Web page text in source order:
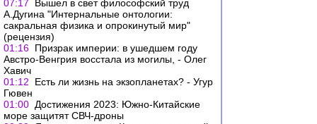
07:17
Вышел в свет философский труд
А.Дугина "Интернальные онтологии:
сакральная физика и опрокинутый мир"
(рецензия)
01:16 Призрак империи: в ушедшем году
Австро-Венгрия восстала из могилы, - Олег
Хавич
01:12
Есть ли жизнь на экзопланетах? - Угур
Гювен
01:00 Достижения 2023: Южно-Китайские
море защитят СВЧ-дроны